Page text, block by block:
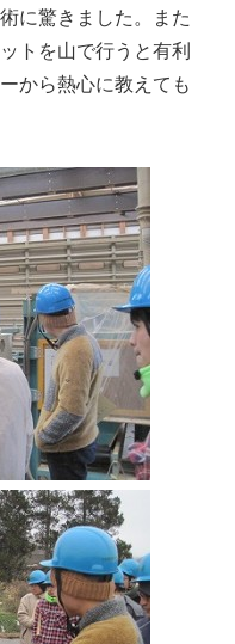
に驚きました。また
トを山で行うと有利
から熱心に教えても